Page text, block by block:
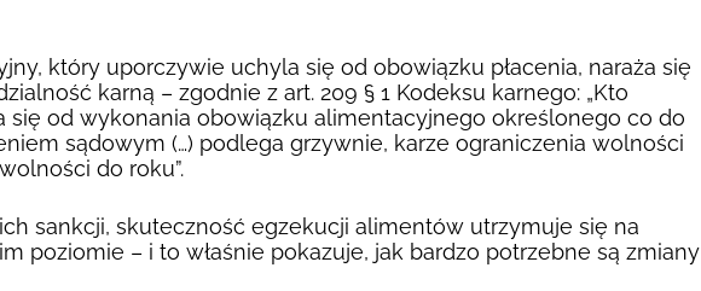
który uporczywie uchyla się od obowiązku płacenia, naraża się
karną – zgodnie z art. 209 § 1 Kodeksu karnego: „Kto
się od wykonania obowiązku alimentacyjnego określonego co do
sądowym (…) podlega grzywnie, karze ograniczenia wolności
do roku”.
sankcji, skuteczność egzekucji alimentów utrzymuje się na
poziomie – i to właśnie pokazuje, jak bardzo potrzebne są zmiany